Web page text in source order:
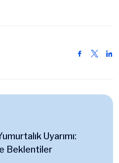
Uyarımı:
Beklentiler